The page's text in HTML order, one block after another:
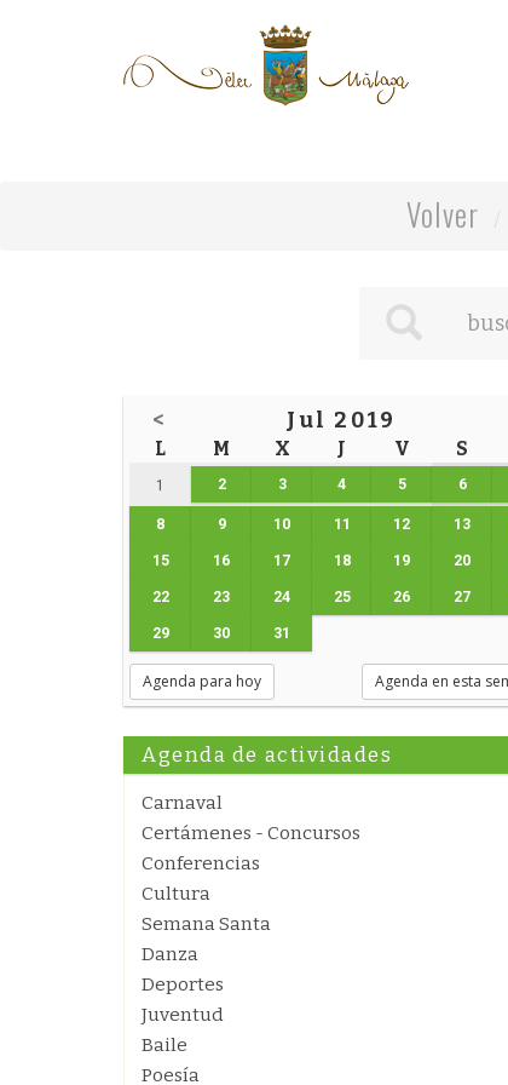
Volver
< Jul 2019
L M X J V S
1 2 3 4 5 6
8 9 10 11 12 13
15 16 17 18 19 20
22 23 24 25 26 27
29 30 31
Agenda para hoy Agenda en esta
Agenda de actividades
Carnaval
Certámenes - Concursos
Conferencias
Cultura
Semana Santa
Danza
Deportes
Juventud
Baile
Poesía